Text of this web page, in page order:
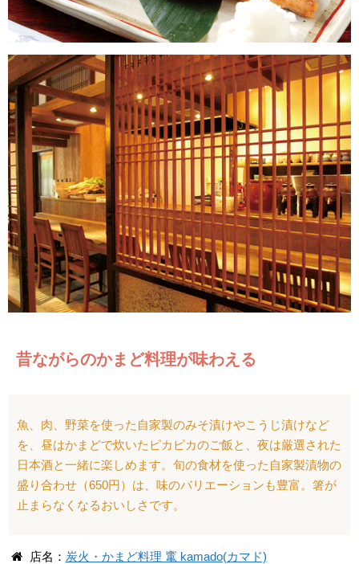
昔ながらのかまど料理が味わえる
魚、肉、野菜を使った自家製のみそ漬けやこうじ漬けなど
を、昼はかまどで炊いたピカピカのご飯と、夜は厳選された
日本酒と一緒に楽しめます。旬の食材を使った自家製漬物の
盛り合わせ（650円）は、味のバリエーションも豊富。箸が
止まらなくなるおいしさです。
店名： 炭火・かまど料理 竃 kamado(カマド)